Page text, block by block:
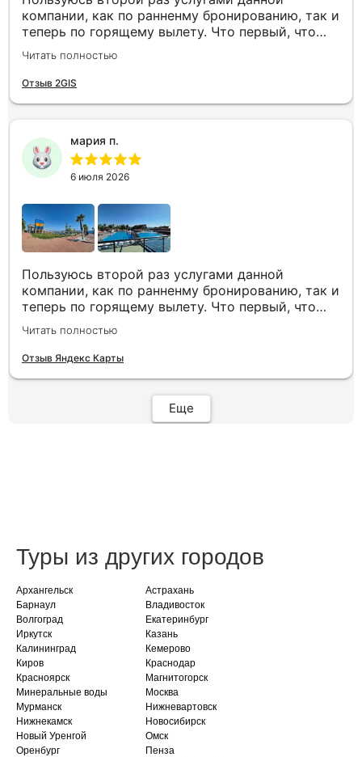
компании, как по ранненму бронированию, так и
теперь по горящему вылету. Что первый, что
второй раз путёвки подобраны под наши
индивидуальные запросы идеально. Работаем с
менеджером Анной Макеевой, всегда на связи,
Читать полностью
Отзыв 2GIS
мария п.
6 июля 2026
Пользуюсь второй раз услугами данной
компании, как по ранненму бронированию, так и
теперь по горящему вылету. Что первый, что
второй раз путёвки подобраны под наши
индивидуальные запросы идеально. Работаем с
менеджером Анной Макеевой, всегда на связи,
Читать полностью
Отзыв Яндекс Карты
Еще
Туры из других городов
Архангельск
Астрахань
Барнаул
Владивосток
Волгоград
Екатеринбург
Иркутск
Казань
Калининград
Кемерово
Киров
Краснодар
Красноярск
Магнитогорск
Минеральные воды
Москва
Мурманск
Нижневартовск
Нижнекамск
Новосибирск
Новый Уренгой
Омск
Оренбург
Пенза